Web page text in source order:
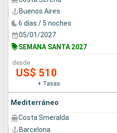
Buenos Aires
6 días / 5 noches
05/01/2027
SEMANA SANTA 2027
desde
US$ 510
+ Tasas
Mediterráneo
Costa Smeralda
Barcelona